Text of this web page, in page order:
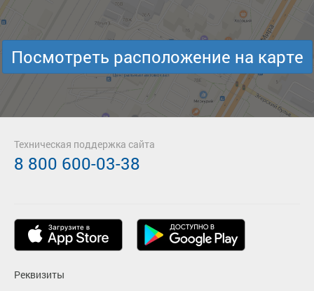
Посмотреть расположение на карте
Реквизиты
Техническая поддержка сайта
8 800 600-03-38